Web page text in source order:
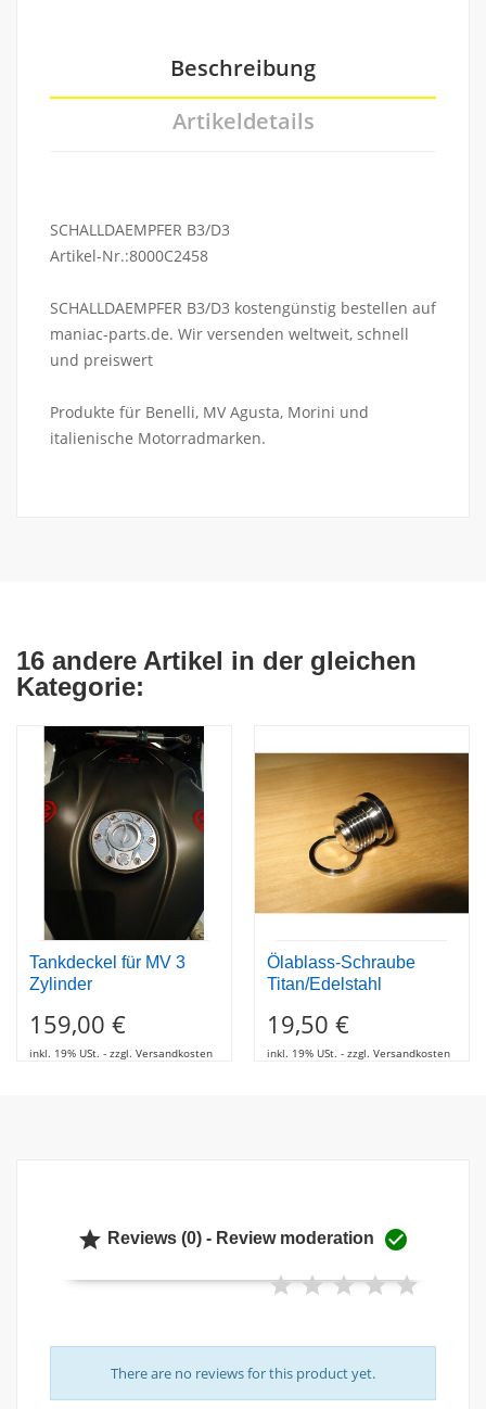
Beschreibung
Artikeldetails
SCHALLDAEMPFER B3/D3
Artikel-Nr.:8000C2458
SCHALLDAEMPFER B3/D3 kostengünstig bestellen auf
maniac-parts.de. Wir versenden weltweit, schnell
und preiswert
Produkte für Benelli, MV Agusta, Morini und
italienische Motorradmarken.
16 andere Artikel in der gleichen
Kategorie:
Tankdeckel für MV 3
Zylinder
159,00 €
inkl. 19% USt. - zzgl. Versandkosten
Ölablass-Schraube
Titan/Edelstahl
19,50 €
inkl. 19% USt. - zzgl. Versandkosten
 Reviews (0) - Review moderation 
There are no reviews for this product yet.